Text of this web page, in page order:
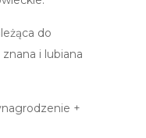
do
i lubiana
+